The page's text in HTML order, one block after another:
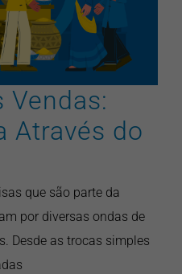
pontonews vendas
Vendas:
Através do
que são parte da
por diversas ondas de
Desde as trocas simples